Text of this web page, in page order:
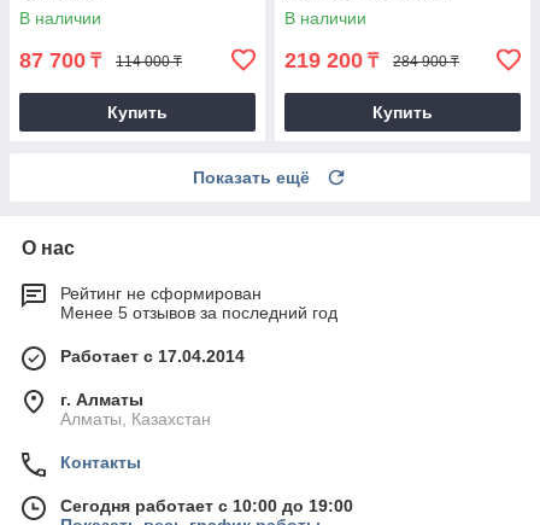
В наличии
87 700 ₸ 114 000 ₸
Купить
крепежа)
В наличии
219 200 ₸ 284 900 ₸
Купить
Показать ещё
О нас
Рейтинг не сформирован
Менее 5 отзывов за последний год
Работает с 17.04.2014
г. Алматы
Алматы, Казахстан
Контакты
Сегодня работает с 10:00 до 19:00